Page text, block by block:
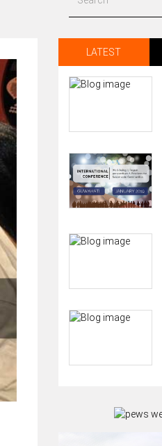
LATEST